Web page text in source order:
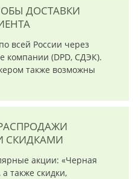
ДОСТАВКИ
всей России через
компании (DPD, СДЭК).
также возможны
СКИДКАМИ
акции: «Черная
также скидки,